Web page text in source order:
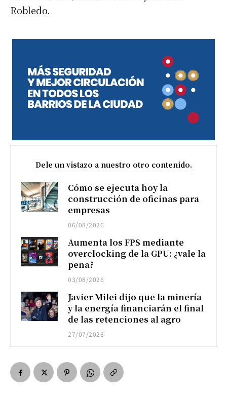
Robledo.
Dele un vistazo a nuestro otro contenido.
Cómo se ejecuta hoy la
construcción de oficinas para
empresas
06/08/2026
Aumenta los FPS mediante
overclocking de la GPU: ¿vale la
pena?
03/08/2026
Javier Milei dijo que la minería
y la energía financiarán el final
de las retenciones al agro
27/07/2026